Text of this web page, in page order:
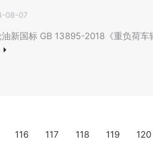
08-07
新国标 GB 13895-2018《重负荷车
116 117 118 119 120